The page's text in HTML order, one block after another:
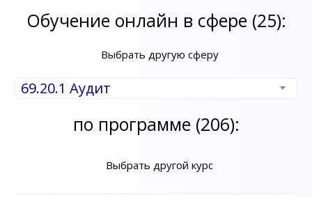
Обучение онлайн в сфере (25):
Выбрать другую сферу
69.20.1 Аудит
по программе (206):
Выбрать другой курс